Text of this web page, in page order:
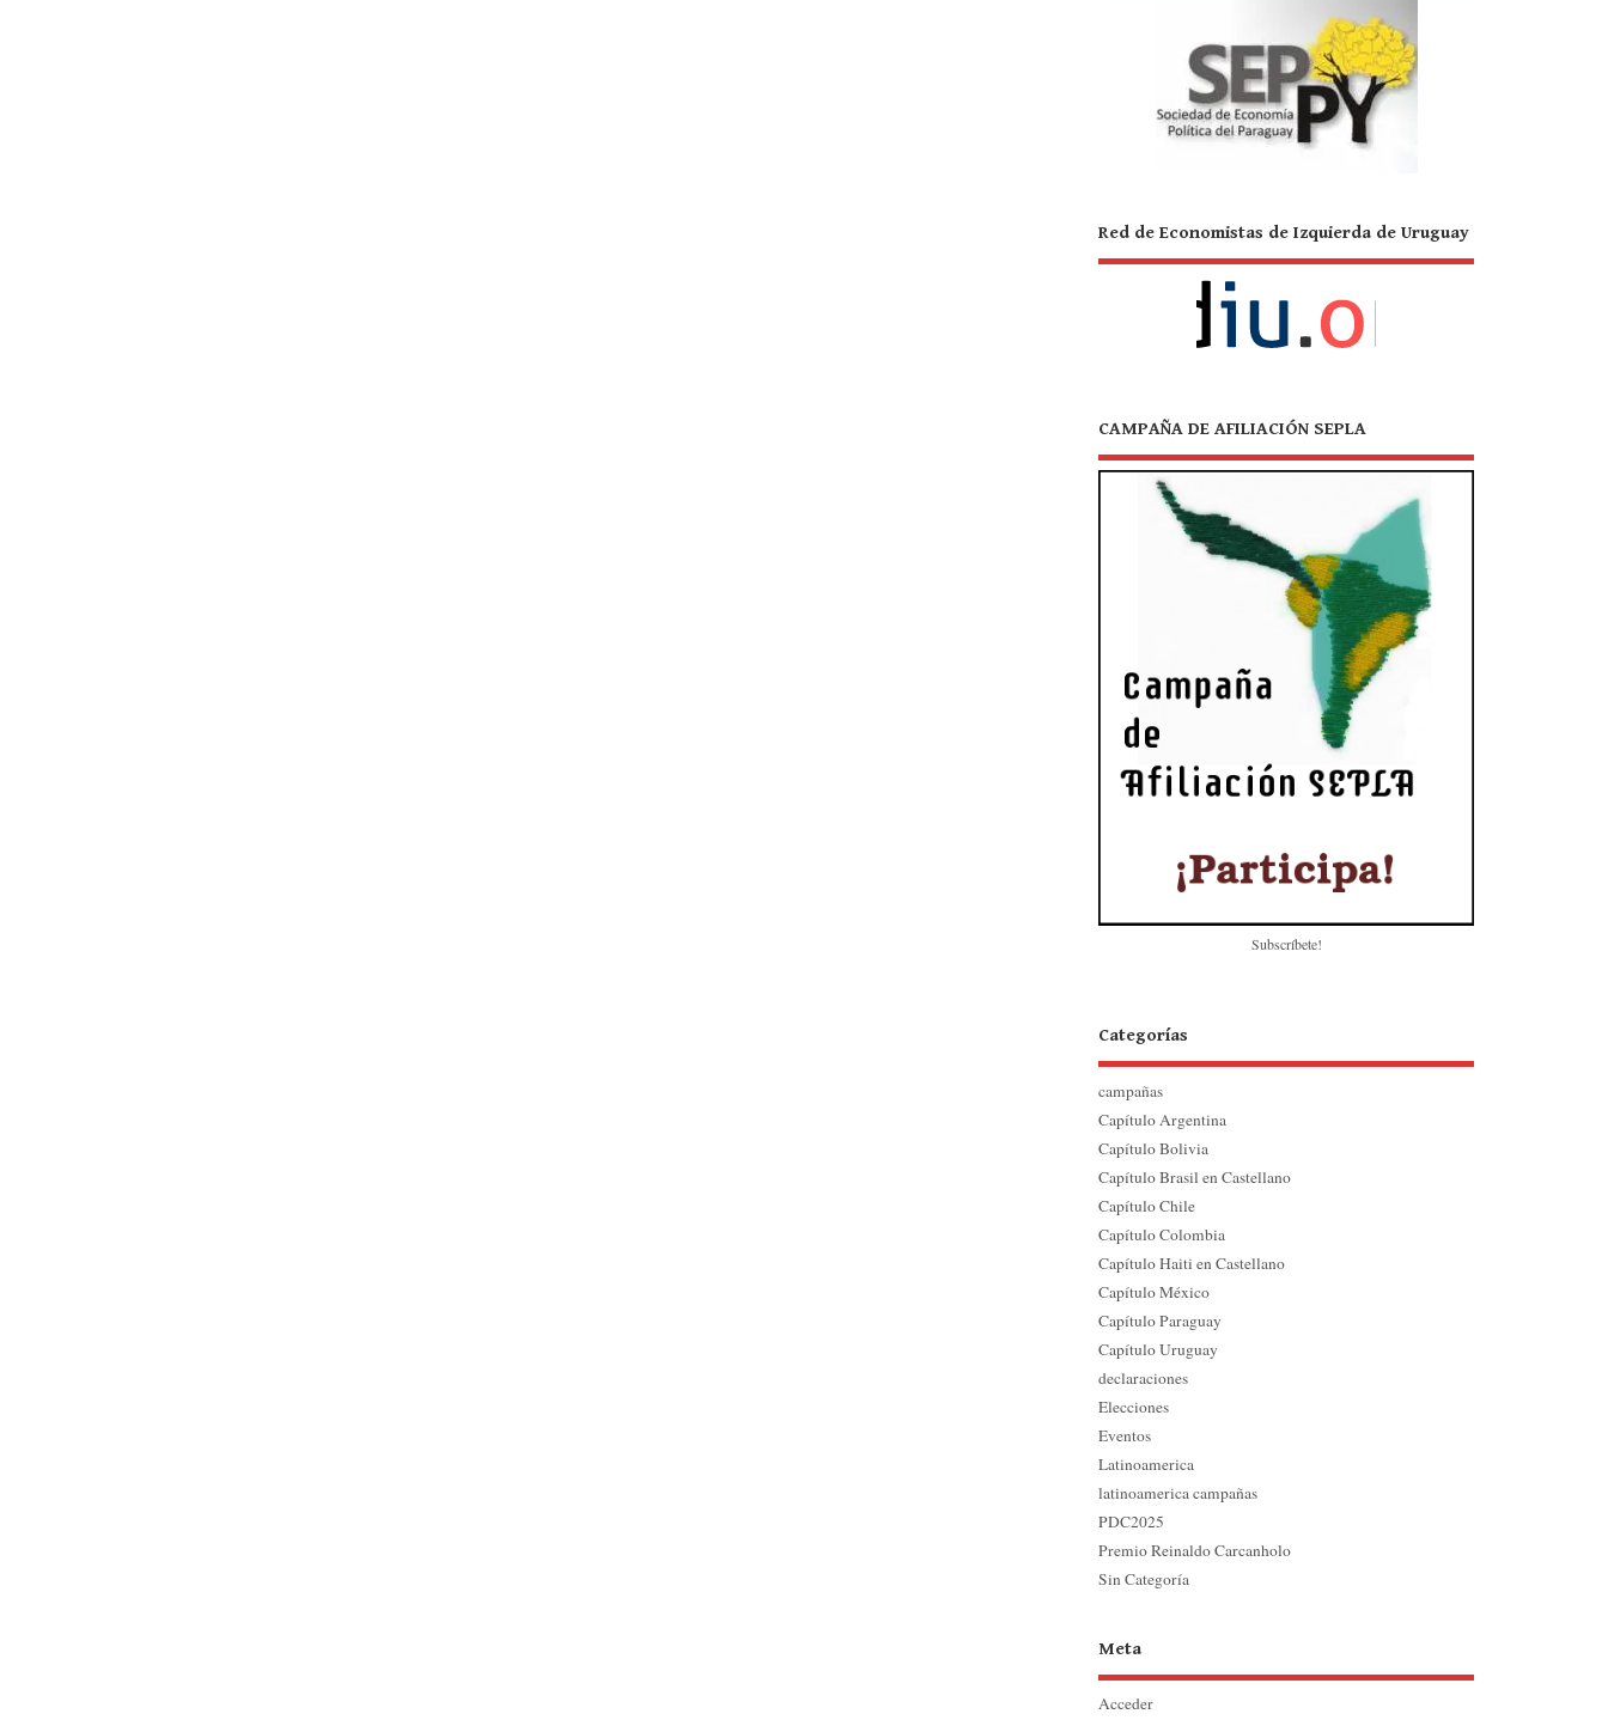
Red de Economistas de Izquierda de Uruguay
CAMPAÑA DE AFILIACIÓN SEPLA
Subscríbete!
Categorías
campañas
Capítulo Argentina
Capítulo Bolivia
Capítulo Brasil en Castellano
Capítulo Chile
Capítulo Colombia
Capítulo Haiti en Castellano
Capítulo México
Capítulo Paraguay
Capítulo Uruguay
declaraciones
Elecciones
Eventos
Latinoamerica
latinoamerica campañas
PDC2025
Premio Reinaldo Carcanholo
Sin Categoría
Meta
Acceder